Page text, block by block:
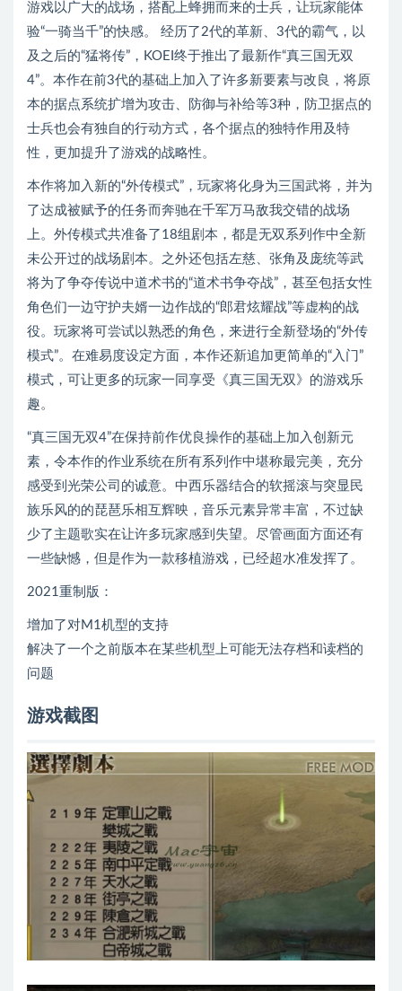
游戏以广大的战场，搭配上蜂拥而来的士兵，让玩家能体
验“一骑当千”的快感。 经历了2代的革新、3代的霸气，以
及之后的“猛将传”，KOEI终于推出了最新作“真三国无双
4”。本作在前3代的基础上加入了许多新要素与改良，将原
本的据点系统扩增为攻击、防御与补给等3种，防卫据点的
士兵也会有独自的行动方式，各个据点的独特作用及特
性，更加提升了游戏的战略性。
本作将加入新的“外传模式”，玩家将化身为三国武将，并为
了达成被赋予的任务而奔驰在千军万马敌我交错的战场
上。外传模式共准备了18组剧本，都是无双系列作中全新
未公开过的战场剧本。之外还包括左慈、张角及庞统等武
将为了争夺传说中道术书的“道术书争夺战”，甚至包括女性
角色们一边守护夫婿一边作战的“郎君炫耀战”等虚构的战
役。玩家将可尝试以熟悉的角色，来进行全新登场的“外传
模式”。在难易度设定方面，本作还新追加更简单的“入门”
模式，可让更多的玩家一同享受《真三国无双》的游戏乐
趣。
“真三国无双4”在保持前作优良操作的基础上加入创新元
素，令本作的作业系统在所有系列作中堪称最完美，充分
感受到光荣公司的诚意。中西乐器结合的软摇滚与突显民
族乐风的的琵琶乐相互辉映，音乐元素异常丰富，不过缺
少了主题歌实在让许多玩家感到失望。尽管画面方面还有
一些缺憾，但是作为一款移植游戏，已经超水准发挥了。
2021重制版：
增加了对M1机型的支持
解决了一个之前版本在某些机型上可能无法存档和读档的
问题
游戏截图